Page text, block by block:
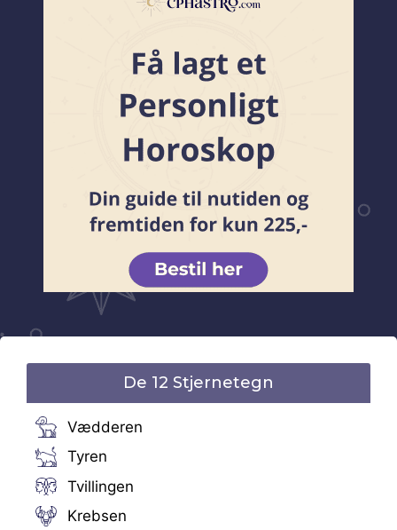
De 12 Stjernetegn
Vædderen
Tyren
Tvillingen
Krebsen